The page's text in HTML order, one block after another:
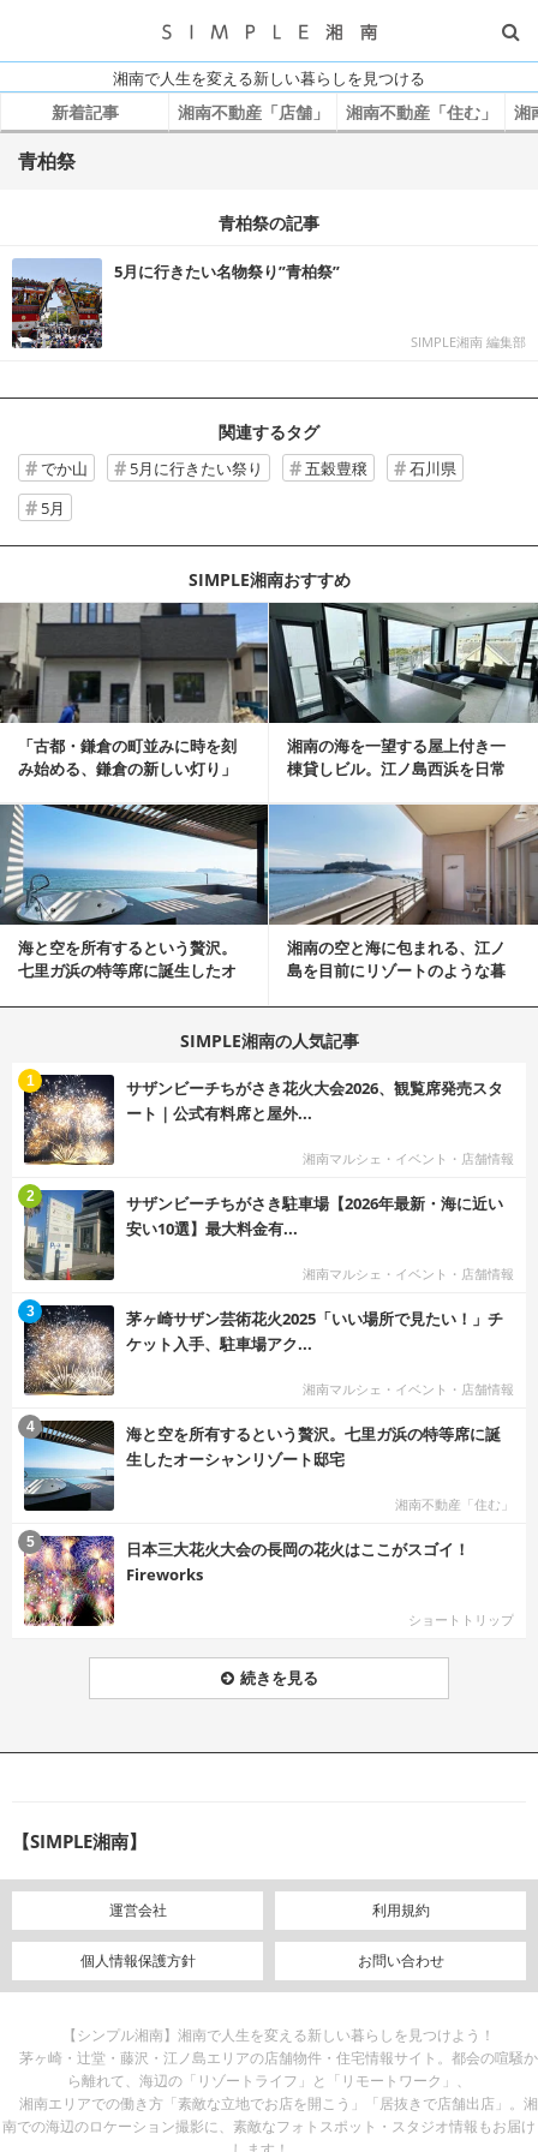
湘南で人生を変える新しい暮らしを見つける
新着記事 湘南不動産「店舗」 湘南不動産「住む」 湘
青柏祭
青柏祭の記事
5月に行きたい名物祭り”青柏祭”
SIMPLE湘南 編集部
関連するタグ
でか山 5月に行きたい祭り 五穀豊穣
石川県
5月
SIMPLE湘南おすすめ
「古都・鎌倉の町並みに時を刻
み始める、鎌倉の新しい灯り」
湘南の海を一望する屋上付き一
棟貸しビル。江ノ島西浜を日常
記事を読む
海と空を所有するという贅沢。
七里ガ浜の特等席に誕生したオ
湘南の空と海に包まれる、江ノ
島を目前にリゾートのような暮
記事を読む
SIMPLE湘南の人気記事
サザンビーチちがさき花火大会2026、観覧席発売スタ
ート｜公式有料席と屋外...
湘南マルシェ・イベント・店舗情報
1
サザンビーチちがさき駐車場【2026年最新・海に近い
安い10選】最大料金有...
湘南マルシェ・イベント・店舗情報
2
茅ヶ崎サザン芸術花火2025「いい場所で見たい！」チ
ケット入手、駐車場アク...
湘南マルシェ・イベント・店舗情報
3
海と空を所有するという贅沢。七里ガ浜の特等席に誕
生したオーシャンリゾート邸宅
湘南不動産「住む」
4
日本三大花火大会の長岡の花火はここがスゴイ！
Fireworks
ショートトリップ
5
続きを見る
【SIMPLE湘南】
運営会社 利用規約
個人情報保護方針 お問い合わせ
【シンプル湘南】湘南で人生を変える新しい暮らしを見つけよう！
茅ヶ崎・辻堂・藤沢・江ノ島エリアの店舗物件・住宅情報サイト。都会の喧騒か
ら離れて、海辺の「リゾートライフ」と「リモートワーク」、
湘南エリアでの働き方「素敵な立地でお店を開こう」「居抜きで店舗出店」。湘
南での海辺のロケーション撮影に、素敵なフォトスポット・スタジオ情報もお届け